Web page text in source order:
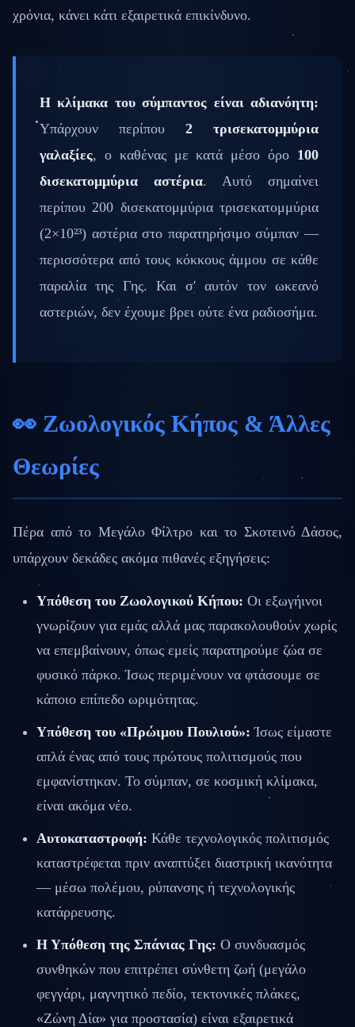
χρόνια, κάνει κάτι εξαιρετικά επικίνδυνο.
Η κλίμακα του σύμπαντος είναι αδιανόητη:
Υπάρχουν περίπου 2 τρισεκατομμύρια
γαλαξίες, ο καθένας με κατά μέσο όρο 100
δισεκατομμύρια αστέρια. Αυτό σημαίνει
περίπου 200 δισεκατομμύρια τρισεκατομμύρια
(2×10²³) αστέρια στο παρατηρήσιμο σύμπαν —
περισσότερα από τους κόκκους άμμου σε κάθε
παραλία της Γης. Και σ' αυτόν τον ωκεανό
αστεριών, δεν έχουμε βρει ούτε ένα ραδιοσήμα.
👀 Ζωολογικός Κήπος & Άλλες
Θεωρίες
Πέρα από το Μεγάλο Φίλτρο και το Σκοτεινό Δάσος,
υπάρχουν δεκάδες ακόμα πιθανές εξηγήσεις:
Υπόθεση του Ζωολογικού Κήπου: Οι εξωγήινοι
γνωρίζουν για εμάς αλλά μας παρακολουθούν χωρίς
να επεμβαίνουν, όπως εμείς παρατηρούμε ζώα σε
φυσικό πάρκο. Ίσως περιμένουν να φτάσουμε σε
κάποιο επίπεδο ωριμότητας.
Υπόθεση του «Πρώιμου Πουλιού»: Ίσως είμαστε
απλά ένας από τους πρώτους πολιτισμούς που
εμφανίστηκαν. Το σύμπαν, σε κοσμική κλίμακα,
είναι ακόμα νέο.
Αυτοκαταστροφή: Κάθε τεχνολογικός πολιτισμός
καταστρέφεται πριν αναπτύξει διαστρική ικανότητα
— μέσω πολέμου, ρύπανσης ή τεχνολογικής
κατάρρευσης.
Η Υπόθεση της Σπάνιας Γης: Ο συνδυασμός
συνθηκών που επιτρέπει σύνθετη ζωή (μεγάλο
φεγγάρι, μαγνητικό πεδίο, τεκτονικές πλάκες,
«Ζώνη Δία» για προστασία) είναι εξαιρετικά